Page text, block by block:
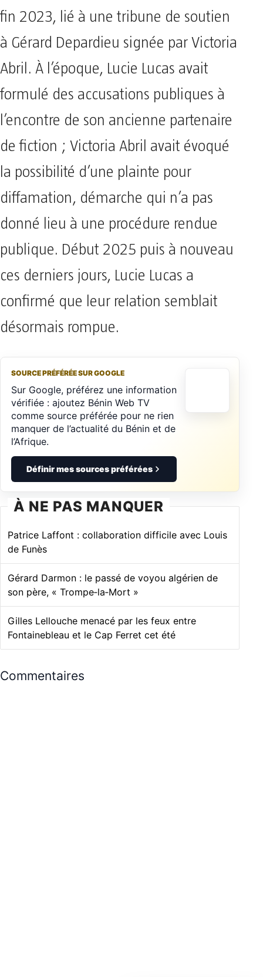
fin 2023, lié à une tribune de soutien
à Gérard Depardieu signée par Victoria
Abril. À l’époque, Lucie Lucas avait
formulé des accusations publiques à
l’encontre de son ancienne partenaire
de fiction ; Victoria Abril avait évoqué
la possibilité d’une plainte pour
diffamation, démarche qui n’a pas
donné lieu à une procédure rendue
publique. Début 2025 puis à nouveau
ces derniers jours, Lucie Lucas a
confirmé que leur relation semblait
désormais rompue.
SOURCE PRÉFÉRÉE SUR GOOGLE
Sur Google, préférez une information
vérifiée : ajoutez Bénin Web TV
comme source préférée pour ne rien
manquer de l’actualité du Bénin et de
l’Afrique.
Définir mes sources préférées
À NE PAS MANQUER
Patrice Laffont : collaboration difficile avec Louis
de Funès
Gérard Darmon : le passé de voyou algérien de
son père, « Trompe‑la‑Mort »
Gilles Lellouche menacé par les feux entre
Fontainebleau et le Cap Ferret cet été
Commentaires